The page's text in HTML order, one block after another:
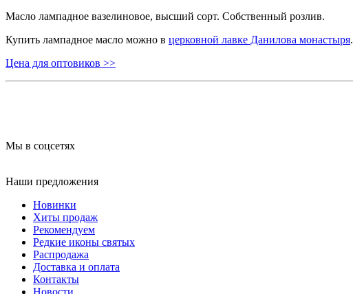
Масло лампадное вазелиновое, высший сорт. Собственный розлив.
Купить лампадное масло можно в церковной лавке Данилова монастыря.
Цена для оптовиков >>
Мы в соцсетях
Наши предложения
Новинки
Хиты продаж
Рекомендуем
Редкие иконы святых
Распродажа
Доставка и оплата
Контакты